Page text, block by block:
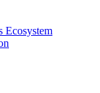
Ecosystem